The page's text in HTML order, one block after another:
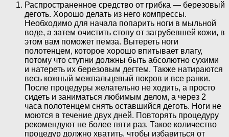
Распространенное средство от грибка — березовый
деготь. Хорошо делать из него компрессы.
Необходимо для начала попарить ноги в мыльной
воде, а затем очистить стопу от загрубевшей кожи, в
этом вам поможет пемза. Вытереть ноги
полотенцем, которое хорошо впитывает влагу,
потому что ступни должны быть абсолютно сухими
и натереть их березовым дегтем. Также натираются
весь кожный межпальцевый покров и все ранки.
После процедуры желательно не ходить, а просто
сидеть и заниматься любимым делом, а через 2
часа полотенцем снять оставшийся деготь. Ноги не
моются в течение двух дней. Повторять процедуру
рекомендуют не более пяти раз. Такое количество
процедур должно хватить, чтобы избавиться от